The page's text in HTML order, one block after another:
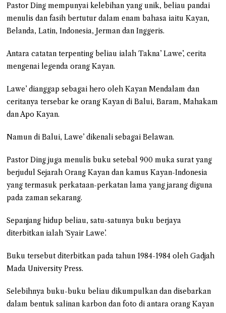
Pastor Ding mempunyai kelebihan yang unik, beliau pandai
menulis dan fasih bertutur dalam enam bahasa iaitu Kayan,
Belanda, Latin, Indonesia, Jerman dan Inggeris.
Antara catatan terpenting beliau ialah Takna’ Lawe’, cerita
mengenai legenda orang Kayan.
Lawe’ dianggap sebagai hero oleh Kayan Mendalam dan
ceritanya tersebar ke orang Kayan di Balui, Baram, Mahakam
dan Apo Kayan.
Namun di Balui, Lawe’ dikenali sebagai Belawan.
Pastor Ding juga menulis buku setebal 900 muka surat yang
berjudul Sejarah Orang Kayan dan kamus Kayan-Indonesia
yang termasuk perkataan-perkatan lama yang jarang diguna
pada zaman sekarang.
Sepanjang hidup beliau, satu-satunya buku berjaya
diterbitkan ialah ‘Syair Lawe’.
Buku tersebut diterbitkan pada tahun 1984-1984 oleh Gadjah
Mada University Press.
Selebihnya buku-buku beliau dikumpulkan dan disebarkan
dalam bentuk salinan karbon dan foto di antara orang Kayan